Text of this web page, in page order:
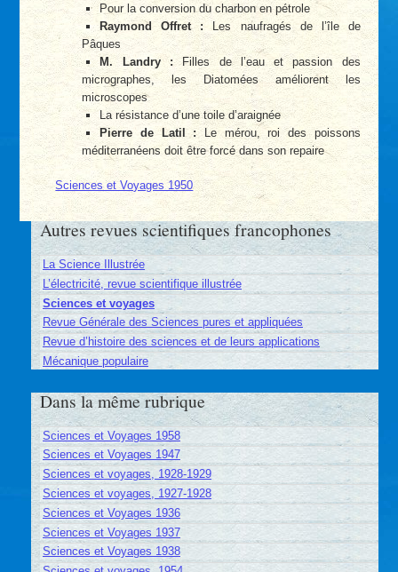
Pour la conversion du charbon en pétrole
Raymond Offret : Les naufragés de l’île de
Pâques
M. Landry :Filles de l’eau et passion des
micrographes, les Diatomées améliorent les
microscopes
La résistance d’une toile d’araignée
Pierre de Latil :Le mérou, roi des poissons
méditerranéens doit être forcé dans son repaire
Sciences et Voyages 1950
Autres revues scientifiques francophones
La Science Illustrée
L’électricité, revue scientifique illustrée
Sciences et voyages
Revue Générale des Sciences pures et appliquées
Revue d’histoire des sciences et de leurs applications
Mécanique populaire
Dans la même rubrique
Sciences et Voyages 1958
Sciences et Voyages 1947
Sciences et voyages, 1928-1929
Sciences et voyages, 1927-1928
Sciences et Voyages 1936
Sciences et Voyages 1937
Sciences et Voyages 1938